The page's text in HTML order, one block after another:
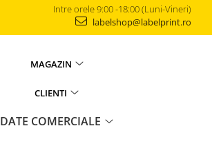
Intre orele 9:00 -18:00 (Luni-Vineri)
labelshop@labelprint.ro
MAGAZIN
CLIENTI
DATE COMERCIALE